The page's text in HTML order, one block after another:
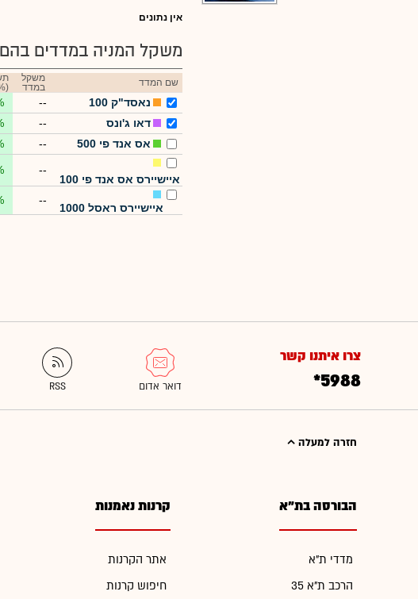
אין נתונים
משקל המניה במדדים
שם המדד
משקל
במדד
נאסד"ק 100 --
דאו ג'ונס
--
אס אנד פי 500
--
איישיירס אס אנד פי 100
--
איישיירס ראסל 1000
--
צרו איתנו קשר
*5988
חזרה למעלה
הבורסה בת"א
מדדי ת"א
הרכב ת"א 35
קרנות נאמנות
אתר הקרנות
חיפוש קרנות